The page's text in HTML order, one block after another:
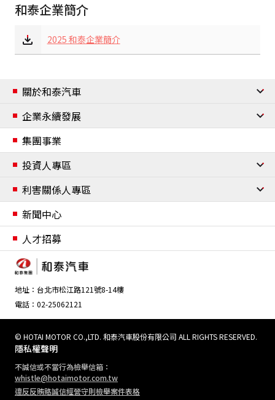
和泰企業簡介
2025 和泰企業簡介
關於和泰汽車
公司簡介
經營團隊
組織架構
合作夥伴
願景與使命
企業永續發展
企業永續發展
企業永續管理與政策
資安與個資保護
資訊安全管理個人資料保護政策
移動自由
重點活動環保產品設計
社會共好
重點活動企業志工
人才價值
重點活動權益與福祉職業安全衛生管理 培育與職涯發展
環境友善
重點活動環境永續管理與政策
氣候變遷管理
集團事業
投資人專區
公司治理
董事會委員會
財務資訊
股東資訊
利害關係人專區
利害關係人鑑別
聯絡我們
新聞中心
人才招募
地址：台北市松江路121號8-14樓
電話：02-25062121
© HOTAI MOTOR CO.,LTD. 和泰汽車股份有限公司 ALL RIGHTS RESERVED.
隱私權聲明
不誠信或不當行為檢舉信箱：
whistle@hotaimotor.com.tw
違反反賄賂誠信經營守則檢舉案件表格